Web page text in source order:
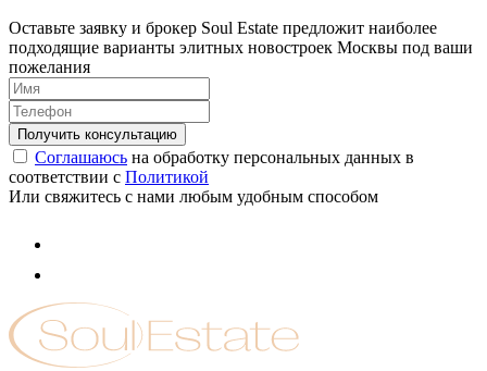
Оставьте заявку и брокер Soul Estate предложит наиболее
подходящие варианты элитных новостроек Москвы под ваши
пожелания
Соглашаюсь на обработку персональных данных в
соответствии с Политикой
Или свяжитесь с нами любым удобным способом